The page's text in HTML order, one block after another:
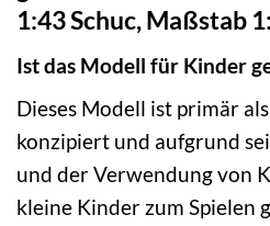
1:43 Schuc, Maßstab
Ist das Modell für Kinder
Dieses Modell ist primär
konzipiert und aufgrund
und der Verwendung von
kleine Kinder zum Spielen